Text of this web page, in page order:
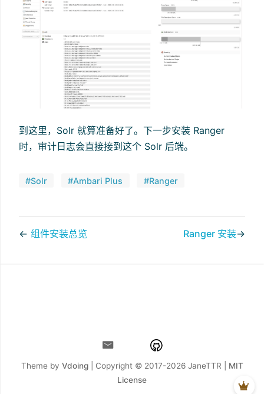
到这里，Solr 就算准备好了。下一步安装 Ranger
时，审计日志会直接接到这个 Solr 后端。
#Solr #Ambari Plus #Ranger
← 组件安装总览 Ranger 安装→
Theme by Vdoing| Copyright © 2017-2026 JaneTTR | MIT
License